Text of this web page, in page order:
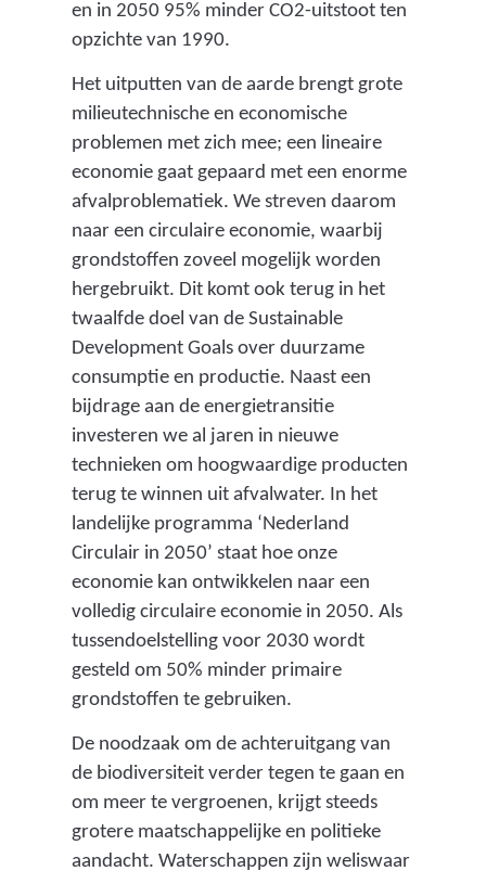
en in 2050 95% minder CO2-uitstoot ten
opzichte van 1990.
Het uitputten van de aarde brengt grote
milieutechnische en economische
problemen met zich mee; een lineaire
economie gaat gepaard met een enorme
afvalproblematiek. We streven daarom
naar een circulaire economie, waarbij
grondstoffen zoveel mogelijk worden
hergebruikt. Dit komt ook terug in het
twaalfde doel van de Sustainable
Development Goals over duurzame
consumptie en productie. Naast een
bijdrage aan de energietransitie
investeren we al jaren in nieuwe
technieken om hoogwaardige producten
terug te winnen uit afvalwater. In het
landelijke programma ‘Nederland
Circulair in 2050’ staat hoe onze
economie kan ontwikkelen naar een
volledig circulaire economie in 2050. Als
tussendoelstelling voor 2030 wordt
gesteld om 50% minder primaire
grondstoffen te gebruiken.
De noodzaak om de achteruitgang van
de biodiversiteit verder tegen te gaan en
om meer te vergroenen, krijgt steeds
grotere maatschappelijke en politieke
aandacht. Waterschappen zijn weliswaar